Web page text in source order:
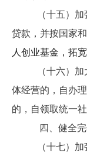
（十五）
贷款，并按国家
人创业基金，拓
（十六）
体经营的，自办
的，自领取统一
四、健全
（十七）